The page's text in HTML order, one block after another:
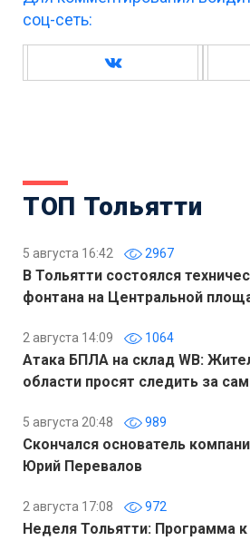
соц-сеть:
ТОП Тольятти
5 августа 16:42 2967
В Тольятти состоялся
фонтана на Центральной
2 августа 14:09 1064
Атака БПЛА на склад WB:
области просят следить за
5 августа 20:48 989
Скончался основатель
Юрий Перевалов
2 августа 17:08 972
Неделя Тольятти: Программа